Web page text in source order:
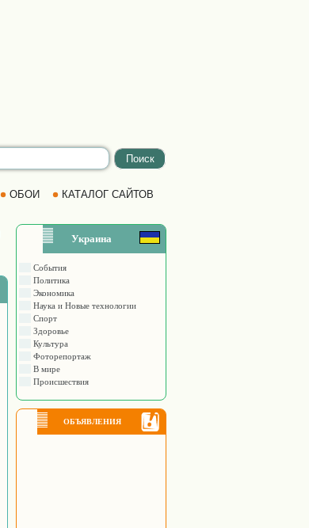
ОБОИ КАТАЛОГ САЙТОВ
Украина
События
Политика
Экономика
Наука и Новые технологии
Спорт
Здоровье
Культура
Фоторепортаж
В мире
Происшествия
ОБЪЯВЛЕНИЯ